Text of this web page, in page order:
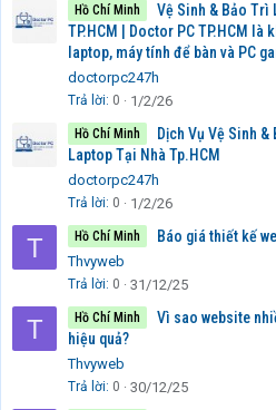
Hồ Chí Minh
Vệ Sinh & Bảo Trì
TP.HCM | Doctor PC TP.HCM là
laptop, máy tính để bàn và PC
doctorpc247h
Trả lời 0 1/2/26
Hồ Chí Minh
Dịch Vụ Vệ Sinh
Laptop Tại Nhà Tp.HCM
doctorpc247h
Trả lời 0 1/2/26
T Hồ Chí Minh Báo giá thiết kế
Thvyweb
Trả lời 0 31/12/25
T Hồ Chí Minh
Vì sao website
hiệu quả?
Thvyweb
Trả lời 0 30/12/25